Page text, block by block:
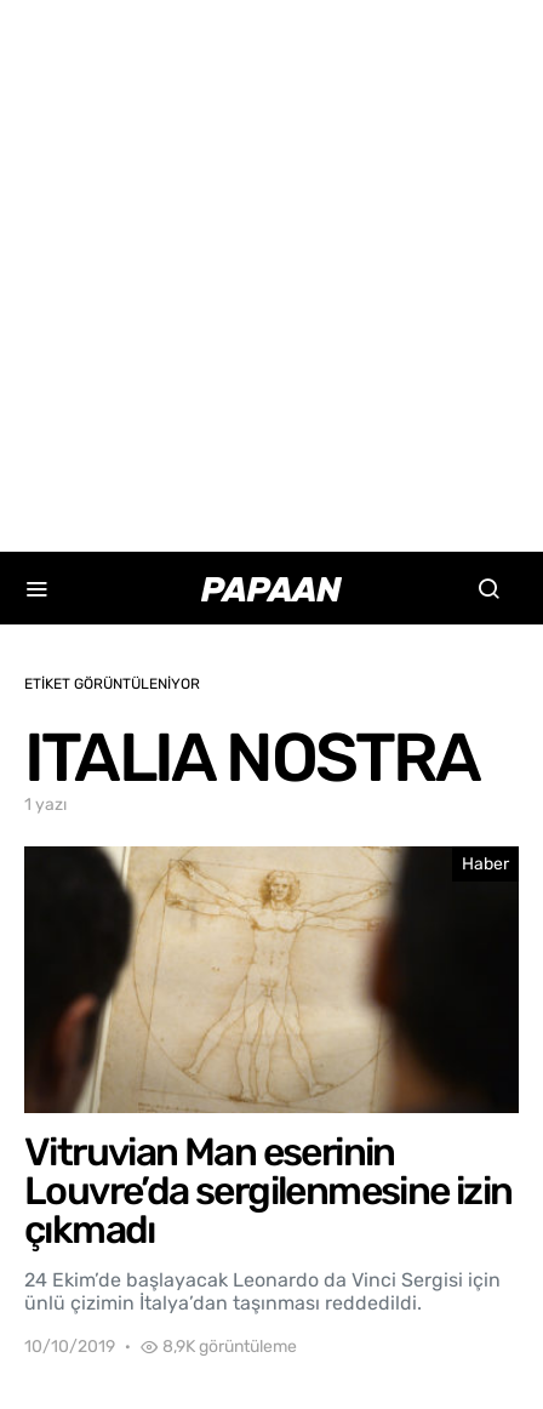
ETIKET GÖRÜNTÜLENIYOR
ITALIA NOSTRA
1 yazı
Haber
Vitruvian Man eserinin
Louvre’da sergilenmesine izin
çıkmadı
24 Ekim’de başlayacak Leonardo da Vinci Sergisi için
ünlü çizimin İtalya’dan taşınması reddedildi.
10/10/2019 8,9K görüntüleme